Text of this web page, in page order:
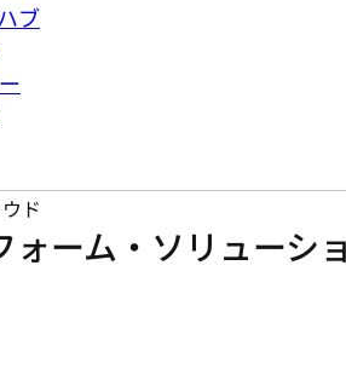
ブ
ド
ォーム・ソリューシ